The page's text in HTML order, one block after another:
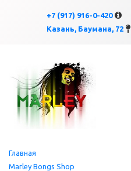
+7 (917) 916-0-420
Казань, Баумана, 72×
Главная
Marley Bongs Shop